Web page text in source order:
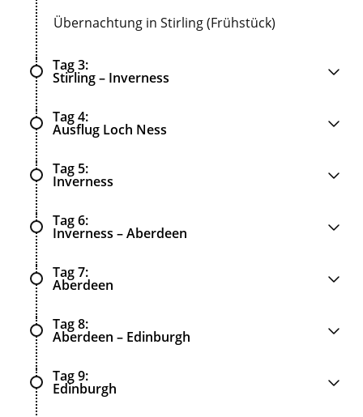
Übernachtung in Stirling (Frühstück)
Tag 3
Stirling – Inverness
Tag 4
Ausflug Loch Ness
Tag 5
Inverness
Tag 6
Inverness – Aberdeen
Tag 7
Aberdeen
Tag 8
Aberdeen – Edinburgh
Tag 9
Edinburgh